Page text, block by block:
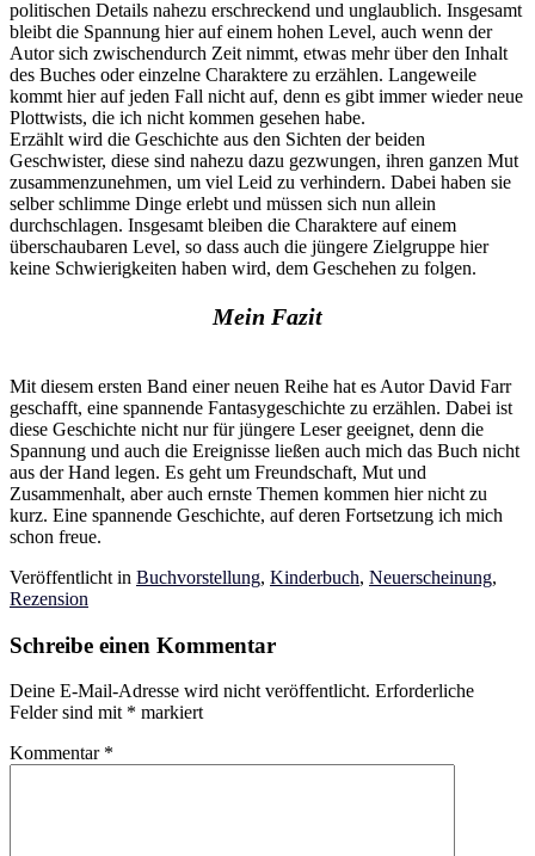
politischen Details nahezu erschreckend und unglaublich. Insgesamt
bleibt die Spannung hier auf einem hohen Level, auch wenn der
Autor sich zwischendurch Zeit nimmt, etwas mehr über den Inhalt
des Buches oder einzelne Charaktere zu erzählen. Langeweile
kommt hier auf jeden Fall nicht auf, denn es gibt immer wieder neue
Plottwists, die ich nicht kommen gesehen habe.
Erzählt wird die Geschichte aus den Sichten der beiden
Geschwister, diese sind nahezu dazu gezwungen, ihren ganzen Mut
zusammenzunehmen, um viel Leid zu verhindern. Dabei haben sie
selber schlimme Dinge erlebt und müssen sich nun allein
durchschlagen. Insgesamt bleiben die Charaktere auf einem
überschaubaren Level, so dass auch die jüngere Zielgruppe hier
keine Schwierigkeiten haben wird, dem Geschehen zu folgen.
Mein Fazit
Mit diesem ersten Band einer neuen Reihe hat es Autor David Farr
geschafft, eine spannende Fantasygeschichte zu erzählen. Dabei ist
diese Geschichte nicht nur für jüngere Leser geeignet, denn die
Spannung und auch die Ereignisse ließen auch mich das Buch nicht
aus der Hand legen. Es geht um Freundschaft, Mut und
Zusammenhalt, aber auch ernste Themen kommen hier nicht zu
kurz. Eine spannende Geschichte, auf deren Fortsetzung ich mich
schon freue.
Veröffentlicht in Buchvorstellung, Kinderbuch, Neuerscheinung,
Rezension
Schreibe einen Kommentar
Deine E-Mail-Adresse wird nicht veröffentlicht. Erforderliche
Felder sind mit * markiert
Kommentar *